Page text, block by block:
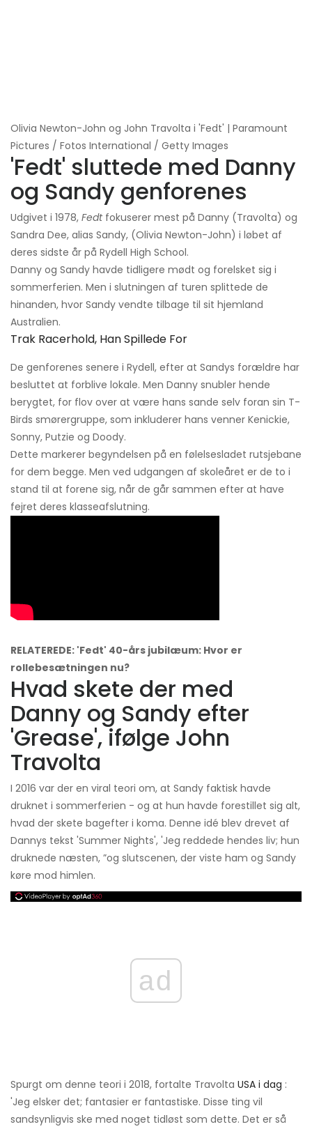
Olivia Newton-John og John Travolta i 'Fedt' | Paramount
Pictures / Fotos International / Getty Images
'Fedt' sluttede med Danny
og Sandy genforenes
Udgivet i 1978, Fedtfokuserer mest på Danny (Travolta) og
Sandra Dee, alias Sandy, (Olivia Newton-John) i løbet af
deres sidste år på Rydell High School.
Danny og Sandy havde tidligere mødt og forelsket sig i
sommerferien. Men i slutningen af ​​turen splittede de
hinanden, hvor Sandy vendte tilbage til sit hjemland
Australien.
Trak Racerhold, Han Spillede For
De genforenes senere i Rydell, efter at Sandys forældre har
besluttet at forblive lokale. Men Danny snubler hende
berygtet, for flov over at være hans sande selv foran sin T-
Birds smørergruppe, som inkluderer hans venner Kenickie,
Sonny, Putzie og Doody.
Dette markerer begyndelsen på en følelsesladet rutsjebane
for dem begge. Men ved udgangen af ​​skoleåret er de to i
stand til at forene sig, når de går sammen efter at have
fejret deres klasseafslutning.
RELATEREDE: 'Fedt' 40-års jubilæum: Hvor er
rollebesætningen nu?
Hvad skete der med
Danny og Sandy efter
'Grease', ifølge John
Travolta
I 2016 var der en viral teori om, at Sandy faktisk havde
druknet i sommerferien - og at hun havde forestillet sig alt,
hvad der skete bagefter i koma. Denne idé blev drevet af
Dannys tekst 'Summer Nights', 'Jeg reddede hendes liv; hun
druknede næsten, ”og slutscenen, der viste ham og Sandy
køre mod himlen.
ad
Spurgt om denne teori i 2018, fortalte Travolta USA i dag :
'Jeg elsker det; fantasier er fantastiske. Disse ting vil
sandsynligvis ske med noget tidløst som dette. Det er så